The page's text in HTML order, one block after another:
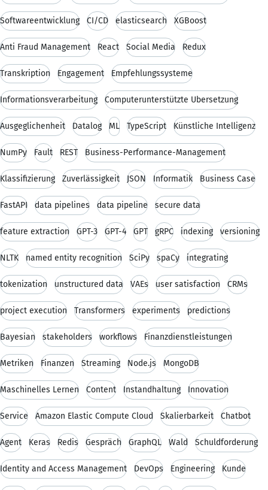
Softwareentwicklung CI/CD elasticsearch XGBoost
Anti Fraud Management React Social Media Redux
Transkription Engagement Empfehlungssysteme
Informationsverarbeitung Computerunterstützte Übersetzung
Ausgeglichenheit Datalog ML TypeScript Künstliche Intelligenz
NumPy Fault REST Business-Performance-Management
Klassifizierung Zuverlässigkeit JSON Informatik Business Case
FastAPI data pipelines data pipeline secure data
feature extraction GPT-3 GPT-4 GPT gRPC indexing versioning
NLTK named entity recognition SciPy spaCy integrating
tokenization unstructured data VAEs user satisfaction CRMs
project execution Transformers experiments predictions
Bayesian stakeholders workflows Finanzdienstleistungen
Metriken Finanzen Streaming Node.js MongoDB
Maschinelles Lernen Content Instandhaltung Innovation
Service Amazon Elastic Compute Cloud Skalierbarkeit Chatbot
Agent Keras Redis Gespräch GraphQL Wald Schuldforderung
Identity and Access Management DevOps Engineering Kunde